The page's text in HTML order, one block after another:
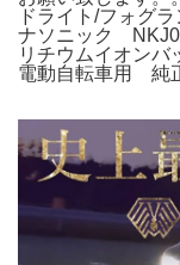
ドライト/フォグ
ナソニック
リチウムイオン
電動自転車用 純